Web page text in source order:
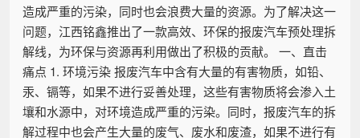
造成严重的污染，同时也会浪费大量的资源。为了解决这一
问题，江西铭鑫推出了一款高效、环保的报废汽车预处理拆
解线，为环保与资源再利用做出了积极的贡献。 一、直击
痛点 1. 环境污染 报废汽车中含有大量的有害物质，如铅、
汞、镉等，如果不进行妥善处理，这些有害物质将会渗入土
壤和水源中，对环境造成严重的污染。同时，报废汽车的拆
解过程中也会产生大量的废气、废水和废渣，如果不进行有